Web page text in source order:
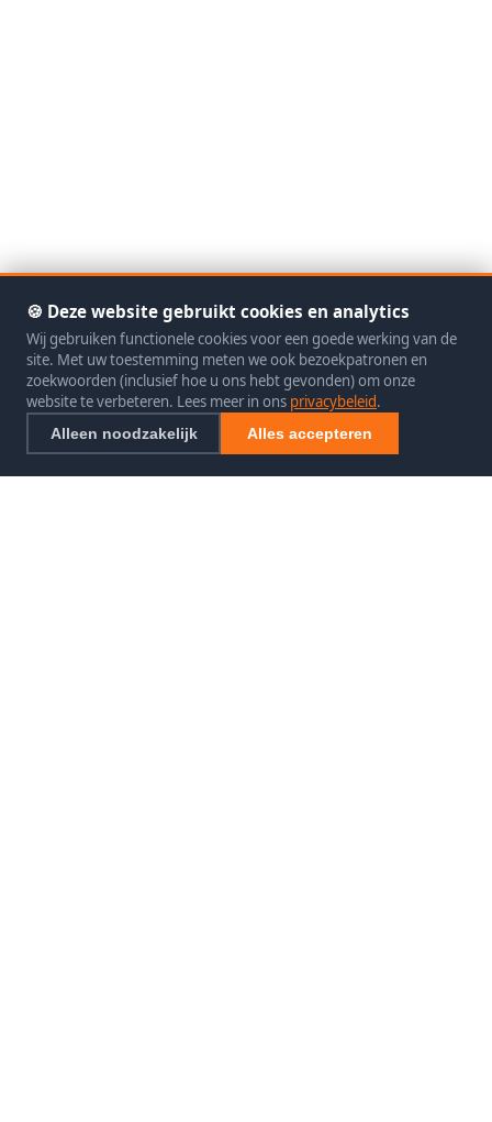
🍪 Deze website gebruikt cookies en analytics
Wij gebruiken functionele cookies voor een goede werking van de
site. Met uw toestemming meten we ook bezoekpatronen en
zoekwoorden (inclusief hoe u ons hebt gevonden) om onze
website te verbeteren. Lees meer in ons privacybeleid.
Alleen noodzakelijk Alles accepteren